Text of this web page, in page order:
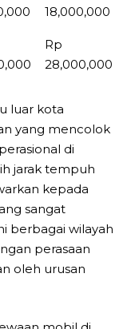
18,000,000
Rp
28,000,000
luar kota
yang mencolok
di
jarak tempuh
kepada
sangat
berbagai wilayah
perasaan
oleh urusan